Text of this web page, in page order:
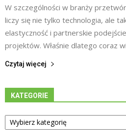
W szczególności w branży
liczy się nie tylko technologia, ale
elastyczność i partnerskie
projektów. Właśnie dlatego coraz
Czytaj więcej
KATEGORIE
Kategorie